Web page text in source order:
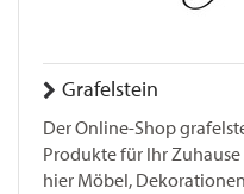
Grafelstein
Der Online-Shop
Produkte für Ihr
hier Möbel,